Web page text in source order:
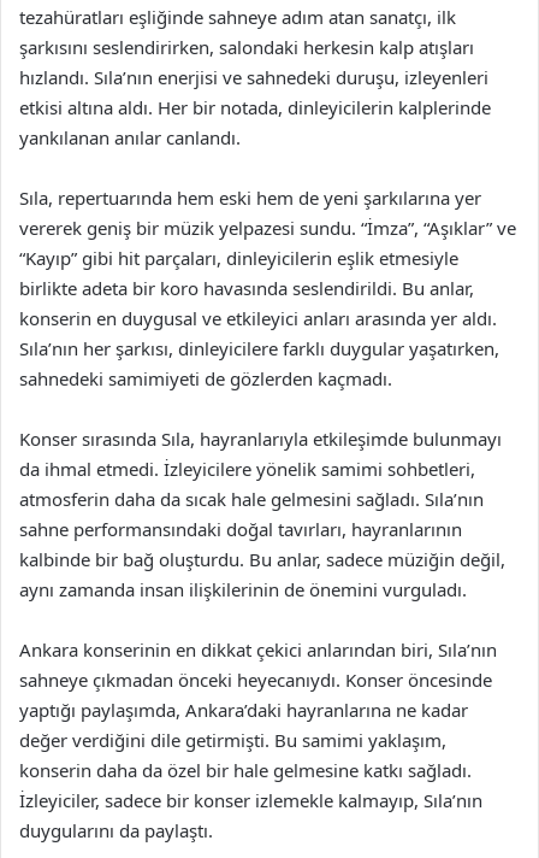
tezahüratları eşliğinde sahneye adım atan sanatçı, ilk
şarkısını seslendirirken, salondaki herkesin kalp atışları
hızlandı. Sıla’nın enerjisi ve sahnedeki duruşu, izleyenleri
etkisi altına aldı. Her bir notada, dinleyicilerin kalplerinde
yankılanan anılar canlandı.
Sıla, repertuarında hem eski hem de yeni şarkılarına yer
vererek geniş bir müzik yelpazesi sundu. “İmza”, “Aşıklar” ve
“Kayıp” gibi hit parçaları, dinleyicilerin eşlik etmesiyle
birlikte adeta bir koro havasında seslendirildi. Bu anlar,
konserin en duygusal ve etkileyici anları arasında yer aldı.
Sıla’nın her şarkısı, dinleyicilere farklı duygular yaşatırken,
sahnedeki samimiyeti de gözlerden kaçmadı.
Konser sırasında Sıla, hayranlarıyla etkileşimde bulunmayı
da ihmal etmedi. İzleyicilere yönelik samimi sohbetleri,
atmosferin daha da sıcak hale gelmesini sağladı. Sıla’nın
sahne performansındaki doğal tavırları, hayranlarının
kalbinde bir bağ oluşturdu. Bu anlar, sadece müziğin değil,
aynı zamanda insan ilişkilerinin de önemini vurguladı.
Ankara konserinin en dikkat çekici anlarından biri, Sıla’nın
sahneye çıkmadan önceki heyecanıydı. Konser öncesinde
yaptığı paylaşımda, Ankara’daki hayranlarına ne kadar
değer verdiğini dile getirmişti. Bu samimi yaklaşım,
konserin daha da özel bir hale gelmesine katkı sağladı.
İzleyiciler, sadece bir konser izlemekle kalmayıp, Sıla’nın
duygularını da paylaştı.